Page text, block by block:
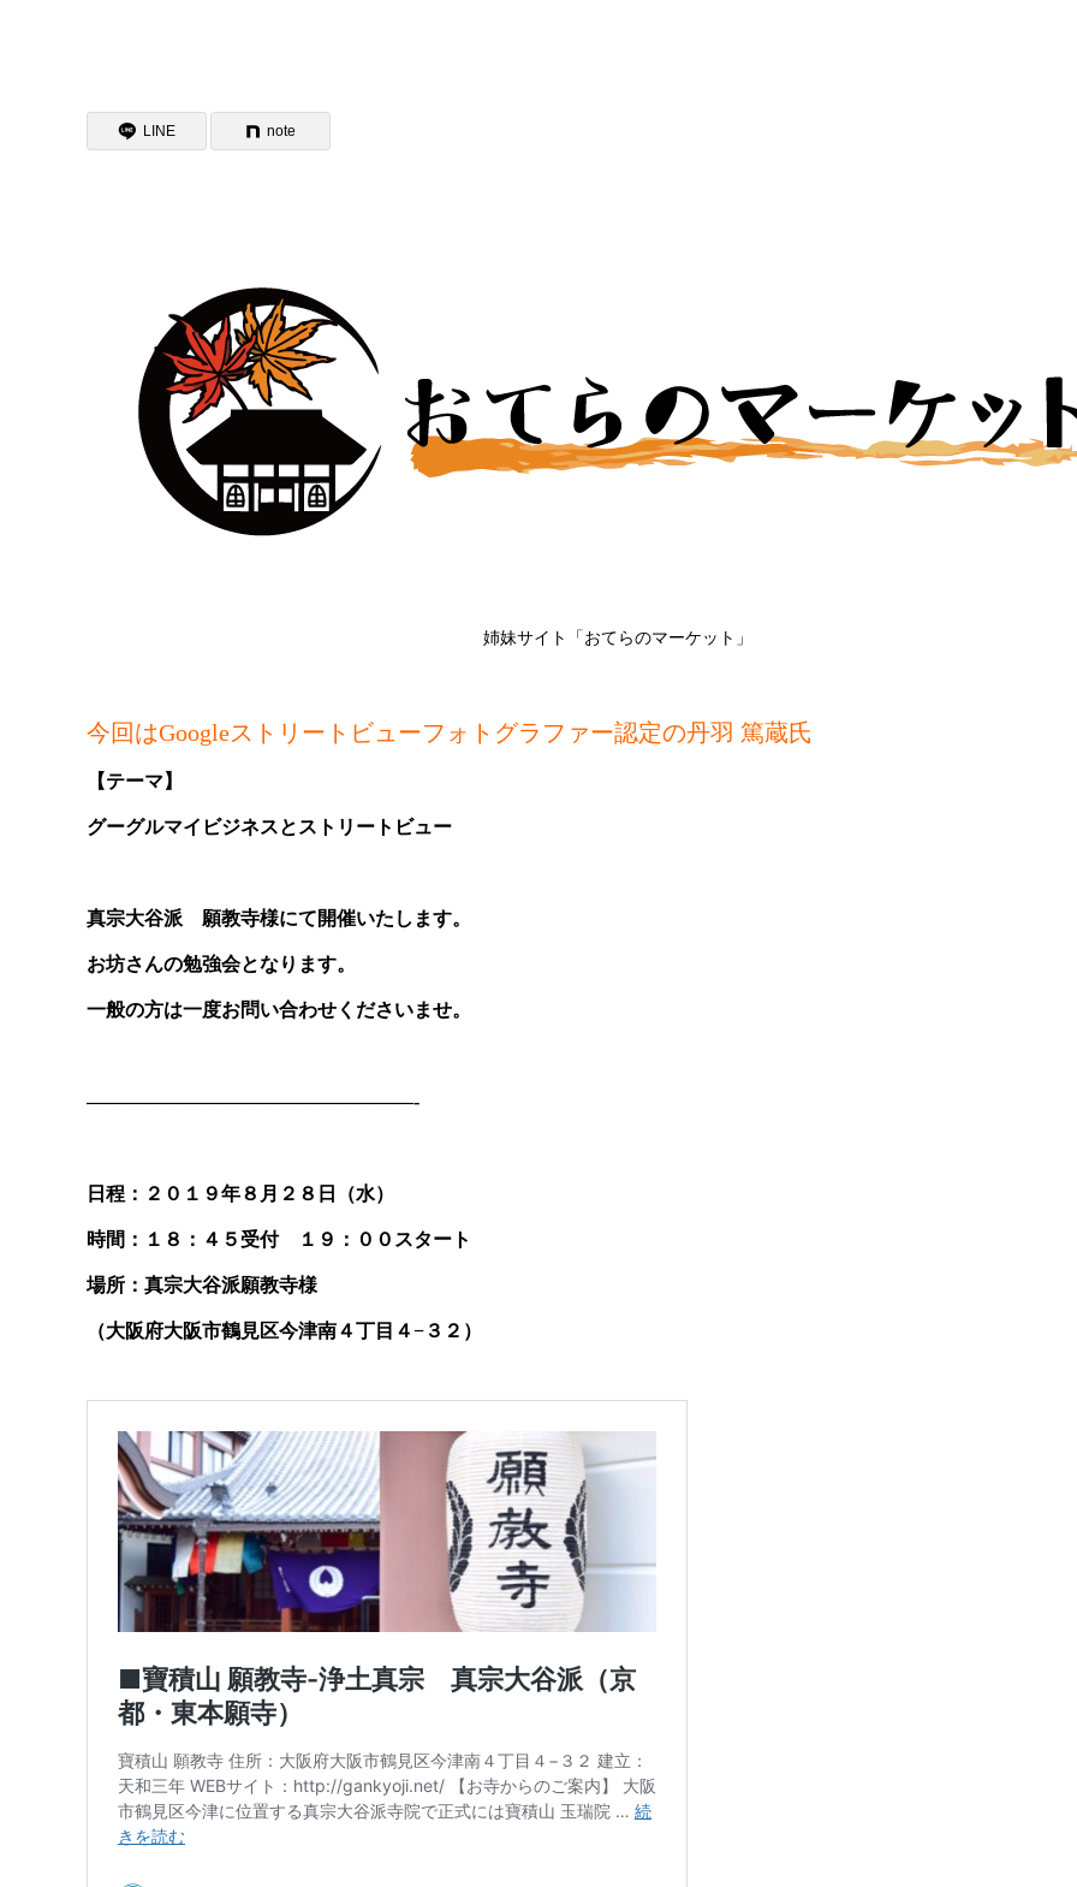
LINE note
姉妹サイト「おてらのマーケット」
今回はGoogleストリートビューフォトグラファー認定の丹羽 篤蔵氏
【テーマ】
グーグルマイビジネスとストリートビュー
真宗大谷派 願教寺様にて開催いたします。
お坊さんの勉強会となります。
一般の方は一度お問い合わせくださいませ。
—————————————————-
日程：２０１９年８月２８日（水）
時間：１８：４５受付 １９：００スタート
場所：真宗大谷派願教寺様
（大阪府大阪市鶴見区今津南４丁目４−３２）